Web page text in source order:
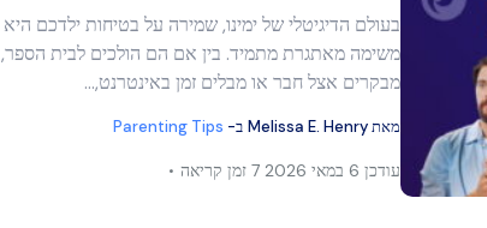
בעולם הדיגיטלי של ימינו, שמירה על בטיחות ילדכם היא
משימה מאתגרת מתמיד. בין אם הם הולכים לבית הספר,
מבקרים אצל חבר או מבלים זמן באינטרנט,…
מאתMelissa E. Henry ב- Parenting Tips
עודכן 7 זמן קריאה